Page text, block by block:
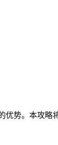
优势。本攻略